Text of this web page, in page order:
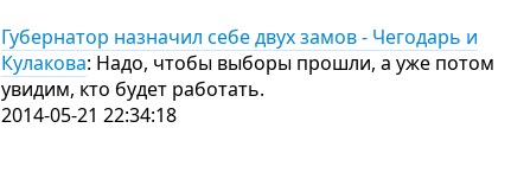
Губернатор назначил себе двух замов - Чегодарь и
Кулакова: Надо, чтобы выборы прошли, а уже потом
увидим, кто будет работать.
2014-05-21 22:34:18